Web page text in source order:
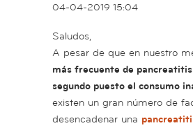
04-04-2019 15:04
Saludos,
A pesar de que en nuestro
más frecuente de
segundo puesto el consumo
existen un gran número de
desencadenar una